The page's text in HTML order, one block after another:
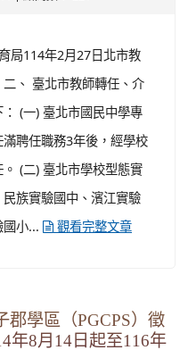
局114年2月27日北市教
、 臺北市教師轉任、介
(一) 臺北市國民中學專
聘任職務3年後，經學校
(二) 臺北市學校型態實
族實驗國中、濱江實驗
小...
觀看完整文章
郡學區（PGCPS）徵
年8月14日起至116年